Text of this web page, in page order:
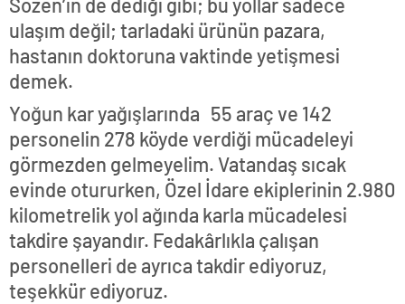
ulaşım değil; tarladaki ürünün pazara,
hastanın doktoruna vaktinde yetişmesi
demek.
Yoğun kar yağışlarında 55 araç ve 142
personelin 278 köyde verdiği mücadeleyi
görmezden gelmeyelim. Vatandaş sıcak
evinde otururken, Özel İdare ekiplerinin 2.980
kilometrelik yol ağında karla mücadelesi
takdire şayandır. Fedakârlıkla çalışan
personelleri de ayrıca takdir ediyoruz,
teşekkür ediyoruz.